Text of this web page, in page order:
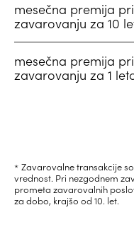
mesečna premija pri
zavarovanju za 10
mesečna premija pri
zavarovanju za 1
Zavarovalne transakcije
vrednost. Pri nezgodnem
prometa zavarovalnih
za dobo, krajšo od 10. let.